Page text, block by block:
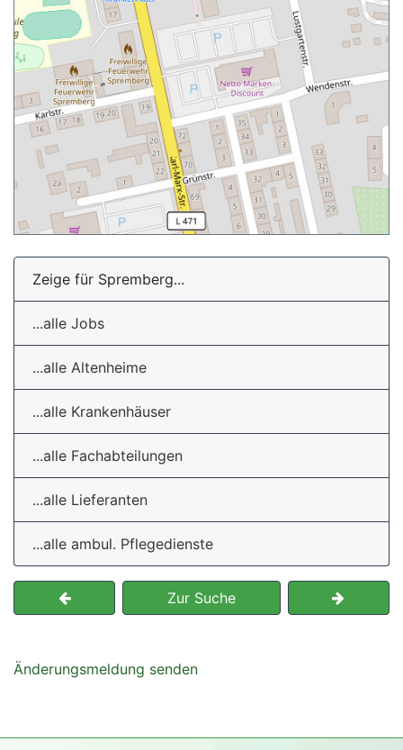
Zeige für Spremberg...
...alle Jobs
...alle Altenheime
...alle Krankenhäuser
...alle Fachabteilungen
...alle Lieferanten
...alle ambul. Pflegedienste
Zur Suche
Änderungsmeldung senden